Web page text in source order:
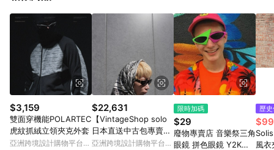
貨後 45 天後發送。 8. 群眾募資商品，禮物卡，開館保證金，補
運費，攤位費等不具贈點資格。 9. LINE 購物站上之商品規格、
顏色、價位、贈品如與 Pinkoi 商品資訊頁及購物車不符，以
Pinkoi 購物商品資訊頁及購物車標示為準。 10. 點數紅包使用規
則請以點數紅包活動說明為準。 11. 若於 LINE 購物前往 Pinkoi
頁面後才首次下載 Pinkoi APP 並完成訂單，不符合導購資格；承
上，首次下載 Pinkoi APP 後，需透過 LINE 購物前往 Pinkoi 頁
面，方享導購資格。
$3,159
雙面穿機能POLARTEC
虎紋抓絨立領夾克外套
亞洲跨境設計購物平台
$22,631
【VintageShop solo
日本直送中古包專賣
店】Christian Dior 絲
亞洲跨境設計購物平台
限時加碼
$29
廢物專賣店 音樂祭三角
眼鏡 拼色眼鏡 Y2K眼
歷
風衣